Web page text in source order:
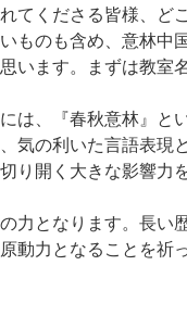
てくださる皆様、ど
ものも含め、 意林中
います。まずは教室
は、『春秋意林』と
気の利いた言語表
り開く大きな影響力
力となります。長い
動力となることを祈